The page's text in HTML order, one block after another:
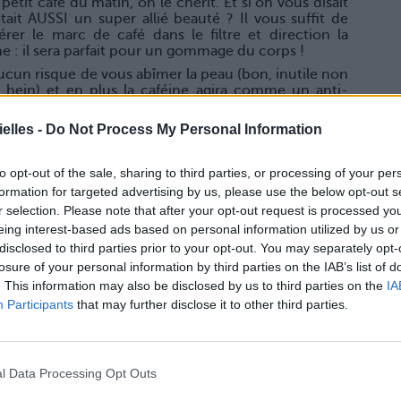
- Do Not Process My Personal Information
opt-out of the sale, sharing to third parties, or processing of your
for targeted advertising by us, please use the below opt-out
selection. Please note that after your opt-out request is processed
interest-based ads based on personal information utilized by us
to third parties prior to your opt-out. You may separately
of your personal information by third parties on the IAB’s list of
This information may also be disclosed by us to third parties on the
Participants that may further disclose it to other third parties.
Data Processing Opt Outs
AUSSI un super allié beauté ? Il vous suffit de
le marc de café dans le filtre et direction la
: il sera parfait pour un gommage du corps !
risque de vous abîmer la peau (bon, inutile non
et en plus la caféine agira comme un anti-
? Ça sent booon le café jusque sous votre
ne cessera de vous le répéter ! Et pour un corps
d'entre elles, et notamment sur l'huile de
C et E, elle est raffermissante et agira comme
un peu trop « flop flop » à votre goût… Bref, elle
pourrez plus vous passer !